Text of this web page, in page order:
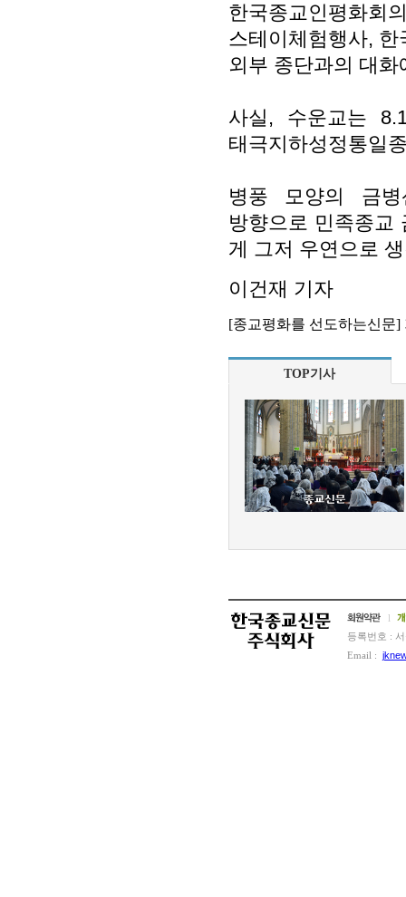
한국종교인평
스테이체험행사,
외부 종단과의 대
사실, 수운교는
태극지하성정통일
병풍 모양의 금
방향으로 민족종교
게 그저 우연으로
이건재 기자
[종교평화를 선도하는신문
TOP기사
l
등록번호 :
Email :